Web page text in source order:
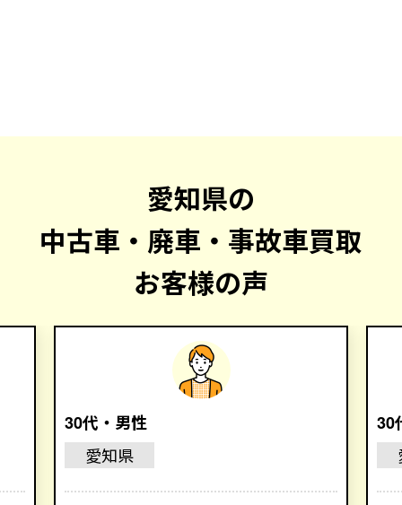
愛知県の
中古車・廃車・事故車買取
お客様の声
30代・男性
愛知県
30